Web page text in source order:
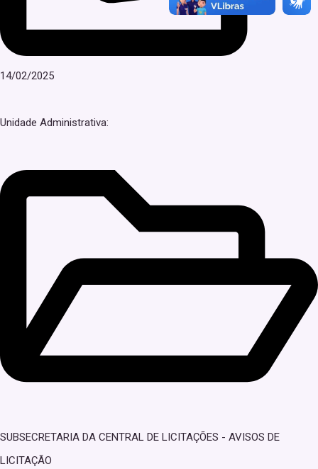
14/02/2025
Unidade Administrativa:
SUBSECRETARIA DA CENTRAL DE LICITAÇÕES - AVISOS DE
LICITAÇÃO